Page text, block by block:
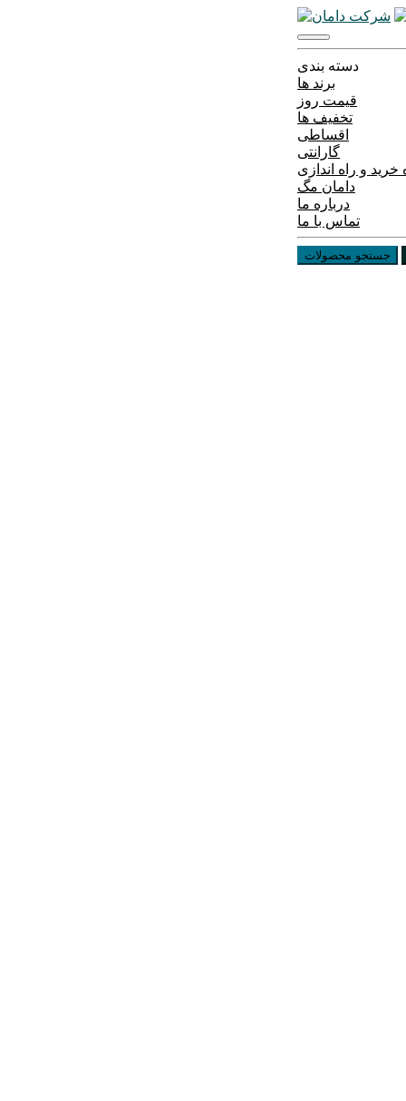
دسته بندی
برند ها
قیمت روز
تخفیف ها
اقساطی
گارانتی
و راه اندازی
دامان مگ
درباره ما
تماس با ما
جستجو محصولات